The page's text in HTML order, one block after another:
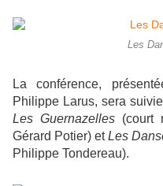
Les
La conférence,
Philippe Larus, sera
Les Guernazelles (court
Gérard Potier) etLes
Philippe Tondereau).